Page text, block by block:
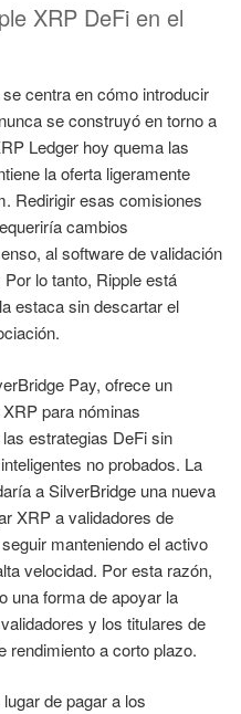
XRP DeFi en el
centra en cómo introducir
se construyó en torno a
Ledger hoy quema las
la oferta ligeramente
Redirigir esas comisiones
cambios
al software de validación
lo tanto, Ripple está
estaca sin descartar el
Pay, ofrece un
para nóminas
estrategias DeFi sin
no probados. La
a SilverBridge una nueva
XRP a validadores de
manteniendo el activo
velocidad. Por esta razón,
una forma de apoyar la
y los titulares de
rendimiento a corto plazo.
de pagar a los